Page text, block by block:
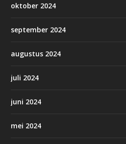
oktober 2024
september 2024
augustus 2024
juli 2024
juni 2024
mei 2024